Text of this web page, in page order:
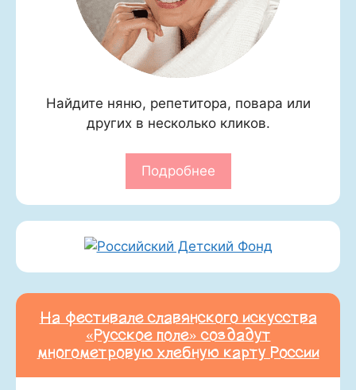
Найдите няню, репетитора, повара или
других в несколько кликов.
Подробнее
На фестивале славянского искусства
«Русское поле» создадут
многометровую хлебную карту России